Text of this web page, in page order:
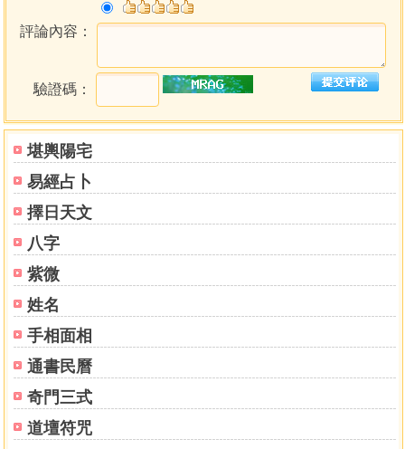
堪輿陽宅
易經占卜
擇日天文
八字
紫微
姓名
手相面相
通書民曆
奇門三式
道壇符咒
各星曜裡面，也可以從星曜衍生應用，掌握機先運籌帷幄！
紫微斗數教學十餘年來，教學時常遇到了一些學員對於
紫微星曜基本的特質不是很了解，實際上無法結合星性的特
質，所以本書主要以現代環境與星曜做為生活化的說明，星
曜結合生活周遭環境，所看到的人、事、物都可以歸納進
來，星性變化可以推論到生活運用，提升生活品質。
《紫微星鑰》是一本很基礎的入門書籍，從基本觀念、
排盤、星曜特性分析開始。本書前身第一次出版是在二○○三
年出版，其中在二○○九年再版好幾刷（書名為《紫微斗數算
什麼》），有許多讀者及學員問我，是否可以把其他星曜再
寫出來，一直沒有時間再動筆寫書，今年過完農曆年時，我
想應該要把紫微斗數所學及十多年來教學上所遇到的問題，
整理成冊，所以再動筆把紫微星曜之次級、流年星曜寫出
來。若是讀者對紫微斗數原理及邏輯架構有興趣，近期會把
整個祿命推論假設及過程，四化原理推論，做一完整系列的
介紹，也敬請期待。
評論內容：
驗證碼：